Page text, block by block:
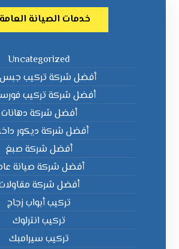
خدمات الصيانة العامة
Uncategorized
أفضل شركة تركيب جبس
أفضل شركة تركيب
أفضل شركة دهانات
أفضل شركة ديكور
أفضل شركة صبغ
أفضل شركة صيانة
أفضل شركة
تركيب أبواب زجاج
تركيب انترلوك
تركيب سيرامبك